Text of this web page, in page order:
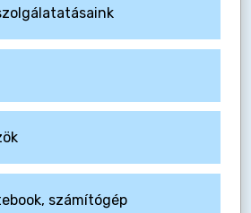
számítógép